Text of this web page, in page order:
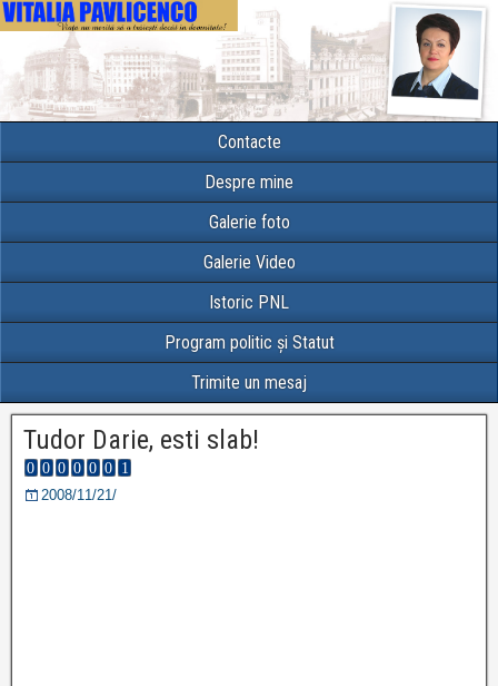
Contacte
Despre mine
Galerie foto
Galerie Video
Istoric PNL
Program politic și Statut
Trimite un mesaj
Tudor Darie, esti slab!
2008/11/21/